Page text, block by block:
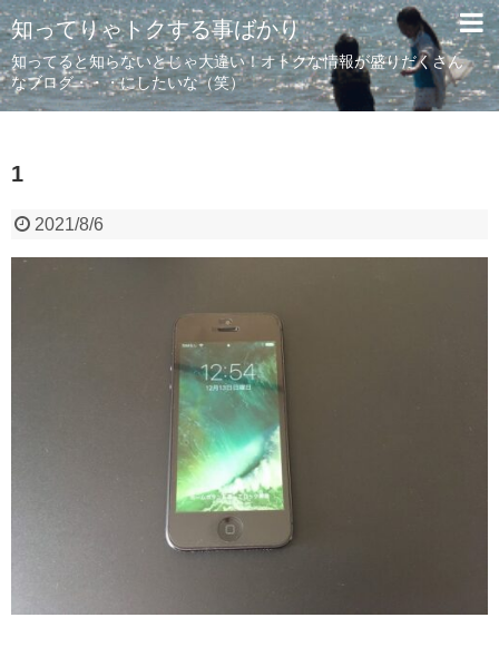
知ってりゃトクする事ばかり
知ってると知らないとじゃ大違い！オトクな情報が盛りだくさん
なブログ・・・にしたいな（笑）
1
2021/8/6